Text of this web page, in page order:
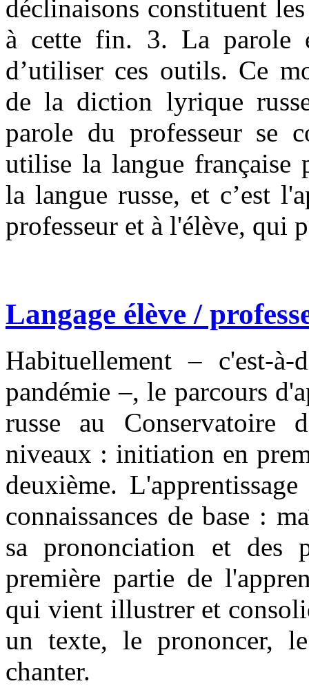
déclinaisons constituent
à cette fin. 3. La parole
d’utiliser ces outils. Ce
de la diction lyrique
parole du professeur se
utilise la langue française
la langue russe, et c’est
professeur et à l'élève, qui
Langage élève /
Habituellement – c'est-
pandémie –, le parcours
russe au Conservatoire
niveaux : initiation en
deuxième.
connaissances de base :
sa prononciation et des
première partie de
qui vient illustrer et
un texte, le prononcer,
chanter.